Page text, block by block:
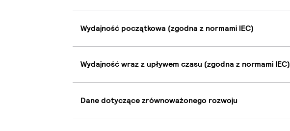
Wydajność początkowa (zgodna z normami IEC)
Wydajność wraz z upływem czasu (zgodna z normami IEC)
Dane dotyczące zrównoważonego rozwoju